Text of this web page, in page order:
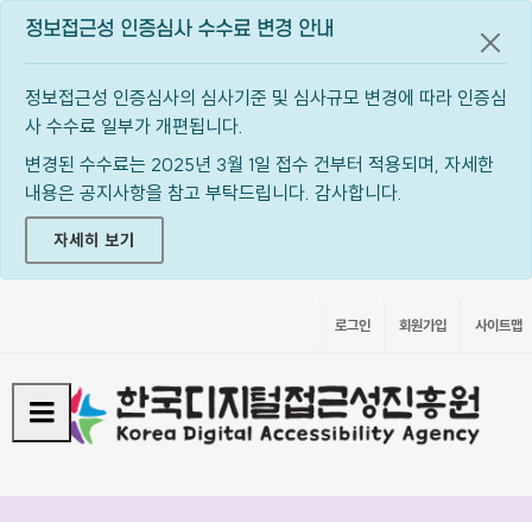
정보접근성 인증심사 수수료 변경 안내
정보접근성 인증심사의 심사기준 및 심사규모 변경에 따라 인증심
사 수수료 일부가 개편됩니다.
변경된 수수료는 2025년 3월 1일 접수 건부터 적용되며, 자세한
내용은 공지사항을 참고 부탁드립니다. 감사합니다.
자세히 보기
공지
로그인 회원가입 사이트맵